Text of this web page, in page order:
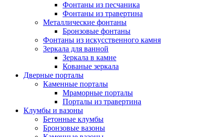
Фонтаны из песчаника
Фонтаны из травертина
Металлические фонтаны
Бронзовые фонтаны
Фонтаны из искусственного камня
Зеркала для ванной
Зеркала в камне
Кованые зеркала
Дверные порталы
Каменные порталы
Мраморные порталы
Порталы из травертина
Клумбы и вазоны
Бетонные клумбы
Бронзовые вазоны